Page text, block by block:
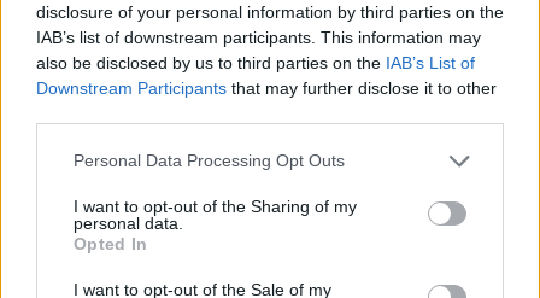
disclosure of your personal information by third parties on the
IAB’s list of downstream participants. This information may
also be disclosed by us to third parties on the IAB’s List of
Downstream Participants that may further disclose it to other
Personal Data Processing Opt Outs
I want to opt-out of the Sharing of my
personal data.
Opted In
I want to opt-out of the Sale of my
Ακολουθήστε το στο Google News
και μάθετε πρώτοι όλα τα επιχειρηματικά νέα
Ειδήσειςαπό την Ελλάδα και τον κόσμο στο